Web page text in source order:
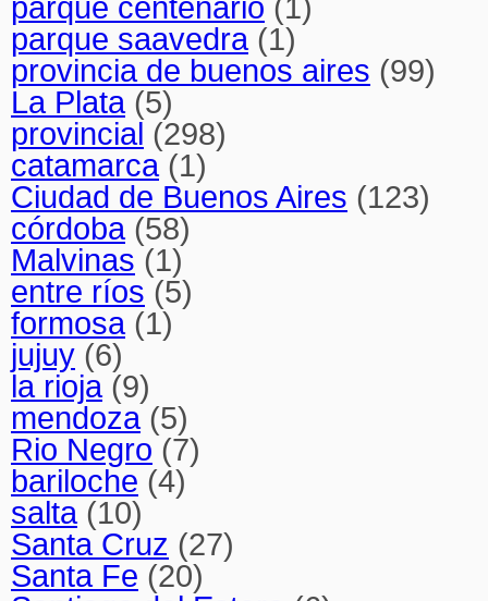
parque saavedra(1)
provincia de buenos aires (99)
La Plata(5)
provincial (298)
catamarca(1)
Ciudad de Buenos Aires (123)
córdoba(58)
Malvinas (1)
entre ríos (5)
formosa(1)
jujuy (6)
la rioja(9)
mendoza(5)
Rio Negro (7)
bariloche (4)
salta(10)
Santa Cruz (27)
Santa Fe (20)